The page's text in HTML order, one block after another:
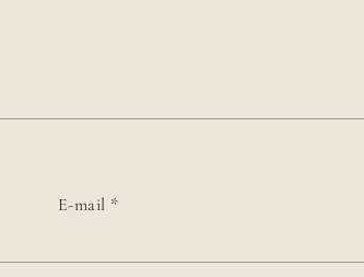
E-mail *